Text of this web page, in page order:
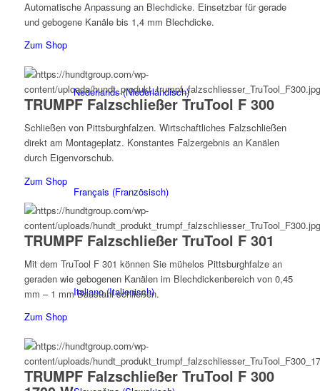
Nederlands(Niederländisch)
Français (Französisch)
Italiano(Italienisch)
Automatische Anpassung an Blechdicke. Einsetzbar für gerade
und gebogene Kanäle bis 1,4 mm Blechdicke.
Zum Shop
TRUMPF Falzschließer TruTool F 300
Schließen von Pittsburghfalzen. Wirtschaftliches Falzschließen
direkt am Montageplatz. Konstantes Falzergebnis an Kanälen
durch Eigenvorschub.
Zum Shop
TRUMPF Falzschließer TruTool F 301
Mit dem TruTool F 301 können Sie mühelos Pittsburghfalze an
geraden wie gebogenen Kanälen im Blechdickenbereich von 0,45
mm – 1 mm Baustahl schließen.
Zum Shop
TRUMPF Falzschließer TruTool F 300